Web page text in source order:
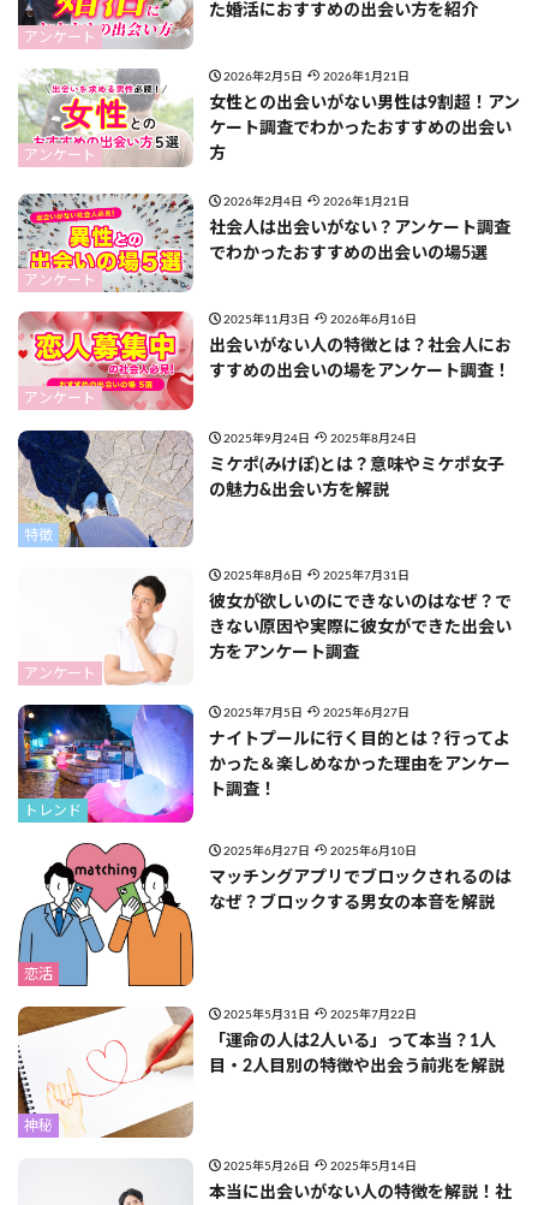
アンケート
た婚活におすすめの出会い方を紹介
アンケート
2026年2月5日 2026年1月21日
女性との出会いがない男性は9割超！アン
ケート調査でわかったおすすめの出会い
方
アンケート
2026年2月4日 2026年1月21日
社会人は出会いがない？アンケート調査
でわかったおすすめの出会いの場5選
アンケート
2025年11月3日 2026年6月16日
出会いがない人の特徴とは？社会人にお
すすめの出会いの場をアンケート調査！
特徴
2025年9月24日 2025年8月24日
ミケポ(みけぽ)とは？意味やミケポ女子
の魅力&出会い方を解説
アンケート
2025年8月6日 2025年7月31日
彼女が欲しいのにできないのはなぜ？で
きない原因や実際に彼女ができた出会い
方をアンケート調査
トレンド
2025年7月5日 2025年6月27日
ナイトプールに行く目的とは？行ってよ
かった＆楽しめなかった理由をアンケー
ト調査！
恋活
2025年6月27日 2025年6月10日
マッチングアプリでブロックされるのは
なぜ？ブロックする男女の本音を解説
神秘
2025年5月31日 2025年7月22日
「運命の人は2人いる」って本当？1人
目・2人目別の特徴や出会う前兆を解説
2025年5月26日 2025年5月14日
本当に出会いがない人の特徴を解説！社